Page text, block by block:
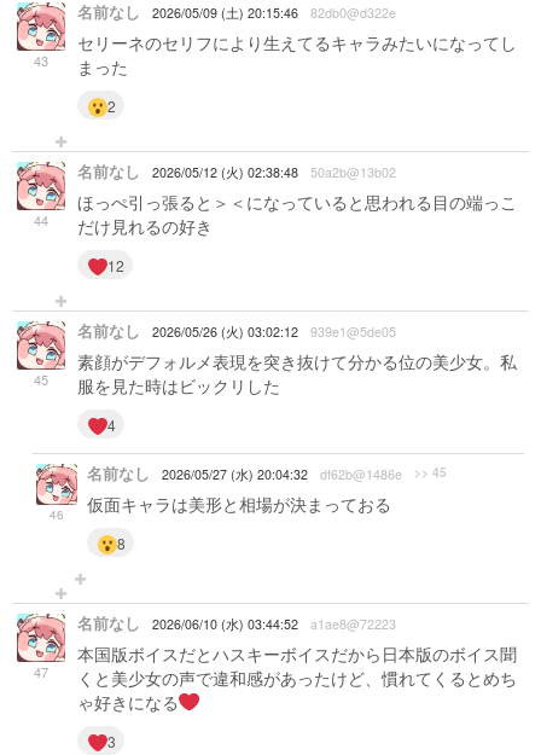
43
名前なし 2026/05/09 (土) 20:15:46 82db0@d322e
セリーネのセリフにより生えてるキャラみたいになってし
まった
2
44
名前なし 2026/05/12 (火) 02:38:48 50a2b@13b02
ほっぺ引っ張ると＞＜になっていると思われる目の端っこ
だけ見れるの好き
12
45
名前なし 2026/05/26 (火) 03:02:12 939e1@5de05
素顔がデフォルメ表現を突き抜けて分かる位の美少女。私
服を見た時はビックリした
4
46
名前なし 2026/05/27 (水) 20:04:32 df62b@1486e >> 45
仮面キャラは美形と相場が決まっておる
8
47
名前なし 2026/06/10 (水) 03:44:52 a1ae8@72223
本国版ボイスだとハスキーボイスだから日本版のボイス聞
くと美少女の声で違和感があったけど、慣れてくるとめち
ゃ好きになる
3